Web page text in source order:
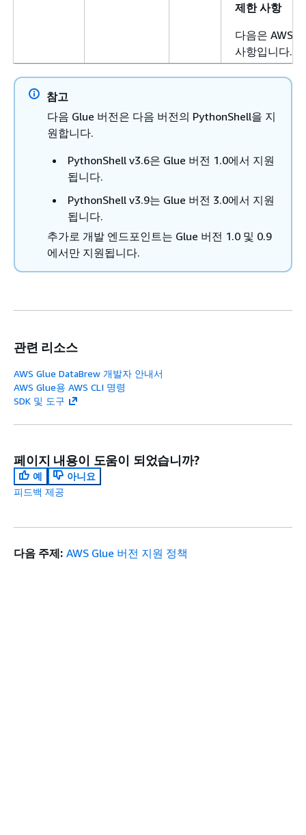
제한 사항
다음은 AWS
사항입니다.
Glue 5.0
Lake
기반 테이
습니다.
(FGAC)
AWS Glue 버
AWS
Glue 4.0
Spark 환경
버전
3.3.0
3.10
가 기본으로
참고
다음 Glue 버전은 다음 버전의 PythonShell을 지
원합니다.
PythonShell v3.6은 Glue 버전 1.0에서 지원
됩니다.
PythonShell v3.9는 Glue 버전 3.0에서 지원
됩니다.
추가로 개발 엔드포인트는 Glue 버전 1.0 및 0.9
에서만 지원됩니다.
관련 리소스
AWS Glue DataBrew 개발자 안내서
AWS Glue용 AWS CLI 명령
SDK 및 도구
페이지 내용이 도움이 되었습니까?
예
아니요
피드백 제공
다음 주제: AWS Glue 버전 지원 정책